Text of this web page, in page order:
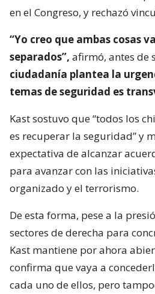
en el Congreso, y rechazó
“Yo creo que ambas cosas
separados”, afirmó, antes de
ciudadanía plantea la
temas de seguridad es
Kast sostuvo que “todos los
es recuperar la seguridad” y
expectativa de alcanzar
para avanzar con las
organizado y el terrorismo.
De esta forma, pese a la
sectores de derecha para
Kast mantiene por ahora
confirma que vaya a
cada uno de ellos, pero